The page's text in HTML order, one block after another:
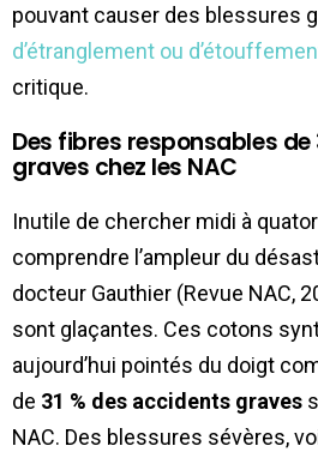
pouvant causer des blessures
d’étranglement ou
critique.
Des fibres responsables de
graves chez les NAC
Inutile de chercher midi à
comprendre l’ampleur du
docteur Gauthier (Revue NAC,
sont glaçantes. Ces cotons
aujourd’hui pointés du doigt
de 31 % des accidents graves
NAC. Des blessures sévères,